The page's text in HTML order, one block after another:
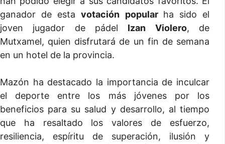
ganador de estavotación popular ha sido el
joven jugador de pádel Izan Violero, de
Mutxamel, quien disfrutará de un fin de semana
en un hotel de la provincia.
Mazón ha destacado la importancia de inculcar
el deporte entre los más jóvenes por los
beneficios para su salud y desarrollo, al tiempo
que ha resaltado los valores de esfuerzo,
resiliencia, espíritu de superación, ilusión y